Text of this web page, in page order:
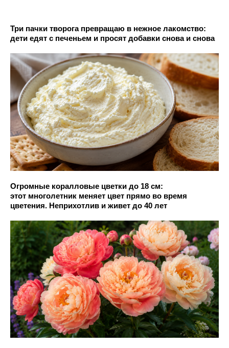
Три пачки творога превращаю в нежное лакомство:
дети едят с печеньем и просят добавки снова и снова
Огромные коралловые цветки до 18 см:
этот многолетник меняет цвет прямо во время
цветения. Неприхотлив и живет до 40 лет